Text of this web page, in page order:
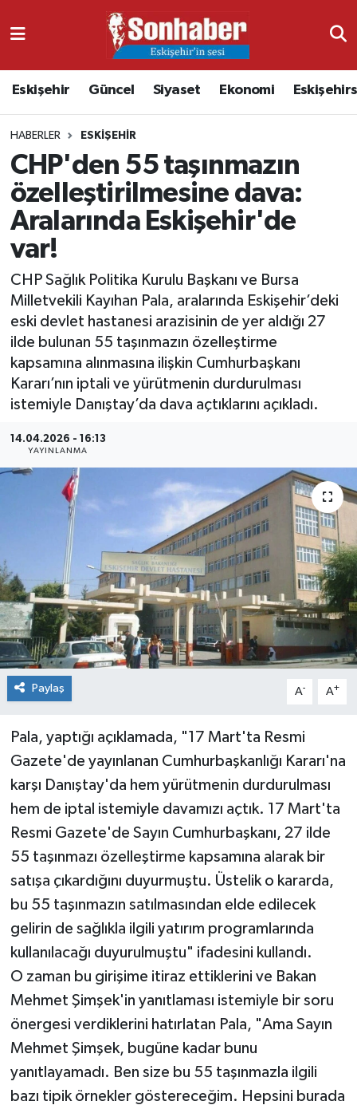
Eskişehir Güncel Siyaset Ekonomi
HABERLER ESKIŞEHIR
CHP'den 55 taşınmazın
özelleştirilmesine dava:
Aralarında Eskişehir'de
var!
CHP Sağlık Politika Kurulu Başkanı ve Bursa
Milletvekili Kayıhan Pala, aralarında Eskişehir’deki
eski devlet hastanesi arazisinin de yer aldığı 27
ilde bulunan 55 taşınmazın özelleştirme
kapsamına alınmasına ilişkin Cumhurbaşkanı
Kararı’nın iptali ve yürütmenin durdurulması
istemiyle Danıştay’da dava açtıklarını açıkladı.
14.04.2026 - 16:13
YAYINLANMA
Paylaş A- A+
Pala, yaptığı açıklamada, "17 Mart'ta Resmi
Gazete'de yayınlanan Cumhurbaşkanlığı Kararı'na
karşı Danıştay'da hem yürütmenin durdurulması
hem de iptal istemiyle davamızı açtık. 17 Mart'ta
Resmi Gazete'de Sayın Cumhurbaşkanı, 27 ilde
55 taşınmazı özelleştirme kapsamına alarak bir
satışa çıkardığını duyurmuştu. Üstelik o kararda,
bu 55 taşınmazın satılmasından elde edilecek
gelirin de sağlıkla ilgili yatırım programlarında
kullanılacağı duyurulmuştu" ifadesini kullandı.
O zaman bu girişime itiraz ettiklerini ve Bakan
Mehmet Şimşek'in yanıtlaması istemiyle bir soru
önergesi verdiklerini hatırlatan Pala, "Ama Sayın
Mehmet Şimşek, bugüne kadar bunu
yanıtlayamadı. Ben size bu 55 taşınmazla ilgili
bazı tipik örnekler göstereceğim. Hepsini burada
Ekonomi
Güncel
Kültür & Sanat
Resmi İlanlar
Sağlık
Siyaset
Nöbetçi Eczaneler
Namaz Vakitleri
Trafik Durumu
Süper Lig Puan Durumu ve Fikstür
Son Dakika Haberleri
Haber Arşivi